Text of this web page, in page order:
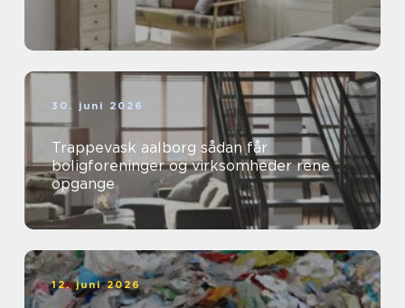
30. juni 2026
Trappevask aalborg sådan får
boligforeninger og virksomheder rene
opgange
12. juni 2026